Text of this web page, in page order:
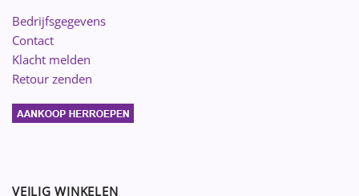
Bedrijfsgegevens
Contact
Klacht melden
Retour zenden
VEILIG WINKELEN